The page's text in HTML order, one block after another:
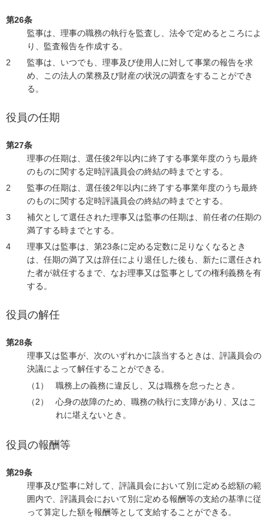
第26条
監事は、理事の職務の執行を監査し、法令で定めるところによ
り、監査報告を作成する。
監事は、いつでも、理事及び使用人に対して事業の報告を求
め、この法人の業務及び財産の状況の調査をすることができ
る。
役員の任期
第27条
理事の任期は、選任後2年以内に終了する事業年度のうち最終
のものに関する定時評議員会の終結の時までとする。
監事の任期は、選任後2年以内に終了する事業年度のうち最終
のものに関する定時評議員会の終結の時までとする。
補欠として選任された理事又は監事の任期は、前任者の任期の
満了する時までとする。
理事又は監事は、第23条に定める定数に足りなくなるとき
は、任期の満了又は辞任により退任した後も、新たに選任され
た者が就任するまで、なお理事又は監事としての権利義務を有
する。
役員の解任
第28条
理事又は監事が、次のいずれかに該当するときは、評議員会の
決議によって解任することができる。
職務上の義務に違反し、又は職務を怠ったとき。
心身の故障のため、職務の執行に支障があり、又はこ
れに堪えないとき。
役員の報酬等
第29条
理事及び監事に対して、評議員会において別に定める総額の範
囲内で、評議員会において別に定める報酬等の支給の基準に従
って算定した額を報酬等として支給することができる。